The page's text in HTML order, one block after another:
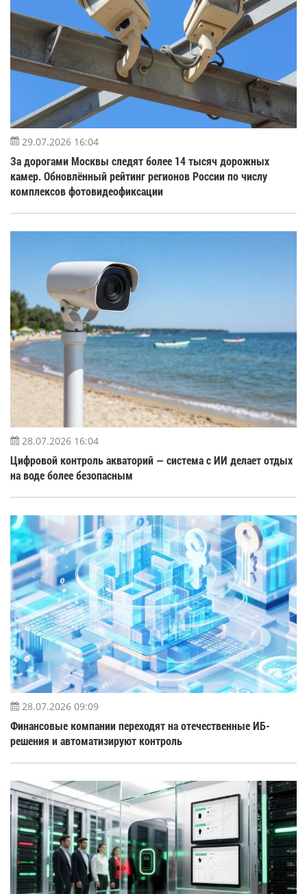
29.07.2026 16:04
За дорогами Москвы следят более 14 тысяч дорожных
камер. Обновлённый рейтинг регионов России по числу
комплексов фотовидеофиксации
28.07.2026 16:04
Цифровой контроль акваторий — система с ИИ делает отдых
на воде более безопасным
28.07.2026 09:09
Финансовые компании переходят на отечественные ИБ-
решения и автоматизируют контроль